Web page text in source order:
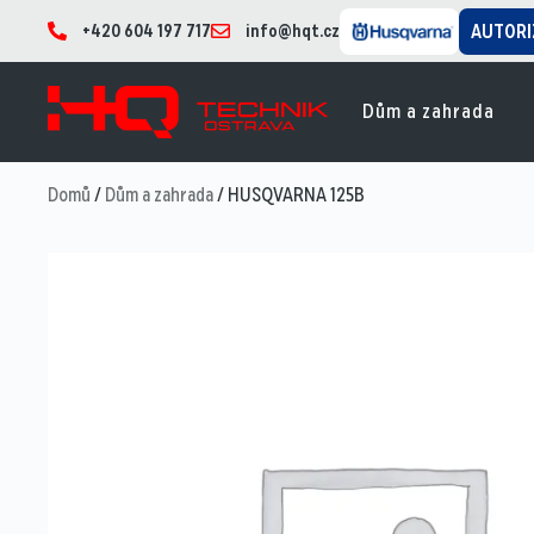
+420 604 197 717 info@hqt.cz
Dům a zahrada
Domů/Dům a zahrada/ HUSQVARNA 125B